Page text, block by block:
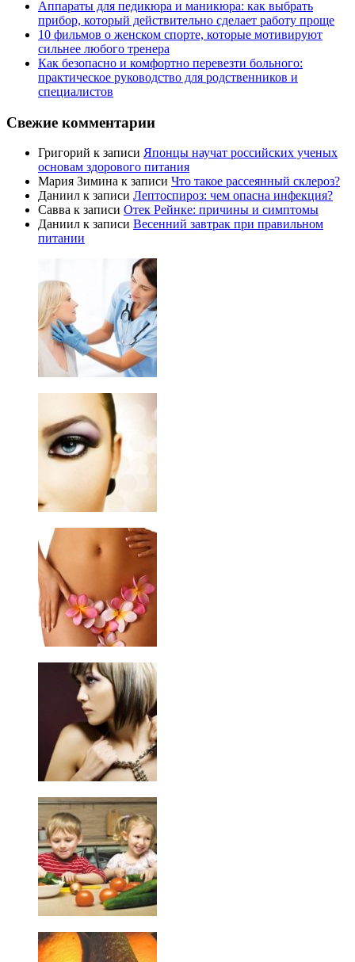
Аппараты для педикюра и маникюра: как выбрать
прибор, который действительно сделает работу проще
10 фильмов о женском спорте, которые мотивируют
сильнее любого тренера
Как безопасно и комфортно перевезти больного:
практическое руководство для родственников и
специалистов
Свежие комментарии
Григорий к записи Японцы научат российских ученых
основам здорового питания
Мария Зимина к записи Что такое рассеянный склероз?
Даниил к записи Лептоспироз: чем опасна инфекция?
Савва к записи Отек Рейнке: причины и симптомы
Даниил к записи Весенний завтрак при правильном
питании